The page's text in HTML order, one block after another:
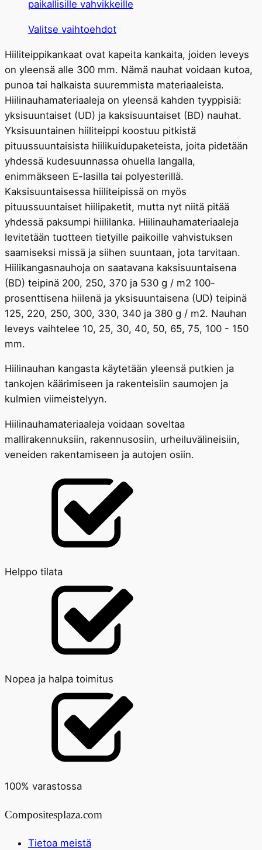
valita
paikallisille vahvikkeille
Valitse vaihtoehdotTällä
on
useita
muunnelmia.
Tämä
vaihtoehto
voidaan
valita
tuotesivulta
Hiiliteippikankaat ovat kapeita kankaita, joiden leveys
on yleensä alle 300 mm. Nämä nauhat voidaan kutoa,
punoa tai halkaista suuremmista materiaaleista.
Hiilinauhamateriaaleja on yleensä kahden tyyppisiä:
yksisuuntaiset (UD) ja kaksisuuntaiset (BD) nauhat.
Yksisuuntainen hiiliteippi koostuu pitkistä
pituussuuntaisista hiilikuidupaketeista, joita pidetään
yhdessä kudesuunnassa ohuella langalla,
enimmäkseen E-lasilla tai polyesterillä.
Kaksisuuntaisessa hiiliteipissä on myös
pituussuuntaiset hiilipaketit, mutta nyt niitä pitää
yhdessä paksumpi hiililanka. Hiilinauhamateriaaleja
levitetään tuotteen tietyille paikoille vahvistuksen
saamiseksi missä ja siihen suuntaan, jota tarvitaan.
Hiilikangasnauhoja on saatavana kaksisuuntaisena
(BD) teipinä 200, 250, 370 ja 530 g / m2 100-
prosenttisena hiilenä ja yksisuuntaisena (UD) teipinä
125, 220, 250, 300, 330, 340 ja 380 g / m2. Nauhan
leveys vaihtelee 10, 25, 30, 40, 50, 65, 75, 100 - 150
mm.
Hiilinauhan kangasta käytetään yleensä putkien ja
tankojen käärimiseen ja rakenteisiin saumojen ja
kulmien viimeistelyyn.
Hiilinauhamateriaaleja voidaan soveltaa
mallirakennuksiin, rakennusosiin, urheiluvälineisiin,
veneiden rakentamiseen ja autojen osiin.
Helppo tilata
Nopea ja halpa toimitus
100% varastossa
Compositesplaza.com
Tietoa meistä